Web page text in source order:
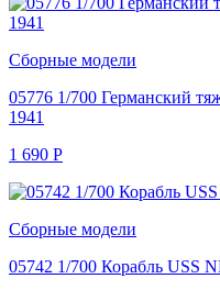
Сборные модели
05776 1/700 Германский
1941
1 690 Р
Сборные модели
05742 1/700 Корабль USS